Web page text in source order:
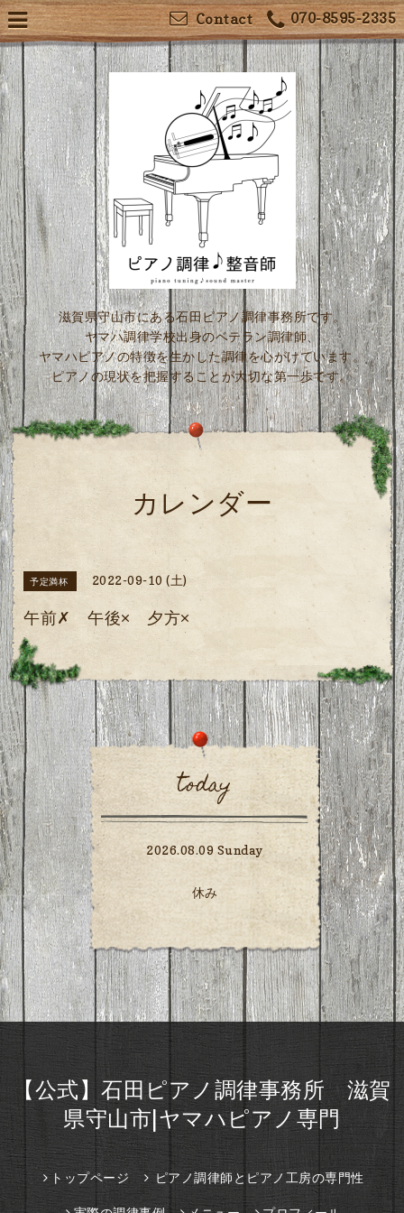
070-8595-2335
Contact
滋賀県守山市にある石田ピアノ調律事務所です。
ヤマハ調律学校出身のベテラン調律師、
ヤマハピアノの特徴を生かした調律を心がけています。
ピアノの現状を把握することが大切な第一歩です。
カレンダー
予定満杯 2022-09-10 (土)
午前✗ 午後× 夕方×
today
2026.08.09 Sunday
休み
【公式】石田ピアノ調律事務所 滋賀
県守山市|ヤマハピアノ専門
トップページ ピアノ調律師とピアノ工房の専門性